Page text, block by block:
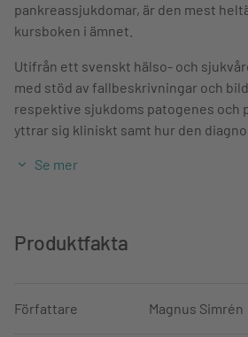
pankreassjukdomar, är den mest
kursboken i ämnet.
Utifrån ett svenskt hälso- och
med stöd av fallbeskrivningar och
respektive sjukdoms patogenes och
yttrar sig kliniskt samt hur den
symtom samt systematiska
aktuell evidens och helt nyskrivna är
Se mer
Produktfakta
Författare Magnus Simrén